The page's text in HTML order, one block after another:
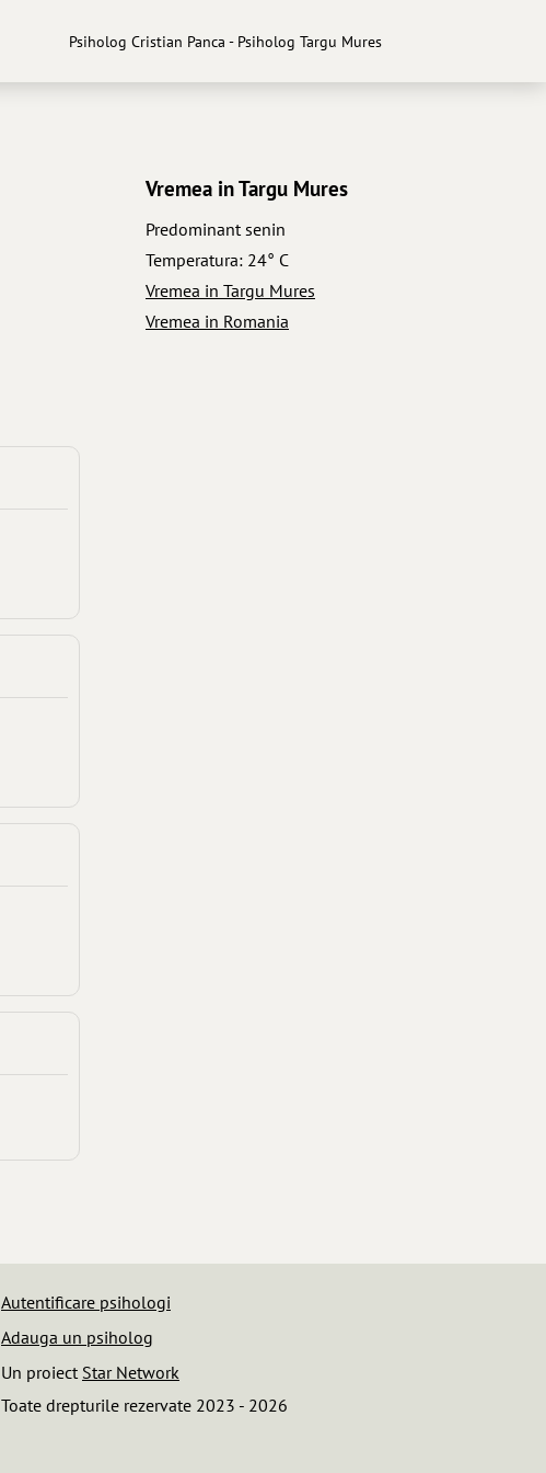
Psiholog Cristian Panca - Psiholog Targu Mures
Vremea in Targu Mures
Predominant senin
Temperatura: 24° C
Vremea in Targu Mures
Vremea in Romania
Autentificare psihologi
Adauga un psiholog
Un proiect Star Network
Toate drepturile rezervate 2023 - 2026